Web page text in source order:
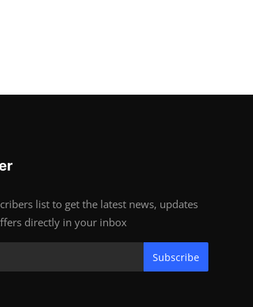
list to get the latest news, updates
directly in your inbox
Subscribe